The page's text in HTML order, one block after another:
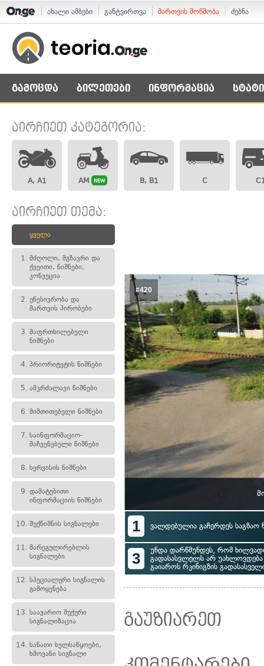
ახალი ამბები განტვირთვა მართვის მოწმობა ძებნა
გამოცდა ბილეთები ინფორმაცია
აირჩიეთ კატეგორია:
A, A1 AM NEW B, B1 C
აირჩიეთ თემა:
ყველა
1. მძღოლი, მგზავრი და
ქვეითი, ნიშნები,
კონვეცია
2. უწესივრობა და
მართვის პირობები
3. მაფრთხილებელი
ნიშნები
4. პრიორიტეტის ნიშნები
5. ამკრძალავი ნიშნები
6. მიმთითებელი ნიშნები
7. საინფორმაციო-
მაჩვენებელი ნიშნები
8. სერვისის ნიშნები
9. დამატებითი
ინფორმაციის ნიშნები
10. შუქნიშნის სიგნალები
11. მარეგულირებლის
სიგნალები
12. სპეციალური სიგნალის
გამოყენება
13. საავარიო შუქური
სიგნალიზაცია
14. სანათი ხელსაწყოები,
ხმოვანი სიგნალი
#420
1 ვალდებულია გაჩერდეს საგზაო
3
უნდა დარწმუნდეს, რომ
გადასასვლელს არ
გაიაროს რკინიგზის
გაუზიარეთ